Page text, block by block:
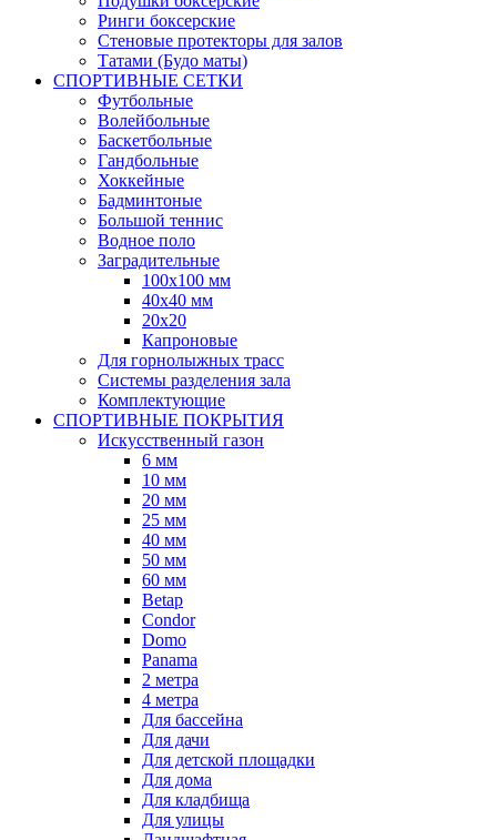
Ринги боксерские
Стеновые протекторы для залов
Татами (Будо маты)
СПОРТИВНЫЕ СЕТКИ
Футбольные
Волейбольные
Баскетбольные
Гандбольные
Хоккейные
Бадминтоные
Большой теннис
Водное поло
Заградительные
100х100 мм
40х40 мм
20х20
Капроновые
Для горнолыжных трасс
Системы разделения зала
Комплектующие
СПОРТИВНЫЕ ПОКРЫТИЯ
Искусственный газон
6 мм
10 мм
20 мм
25 мм
40 мм
50 мм
60 мм
Betap
Condor
Domo
Panama
2 метра
4 метра
Для бассейна
Для дачи
Для детской площадки
Для дома
Для кладбища
Для улицы